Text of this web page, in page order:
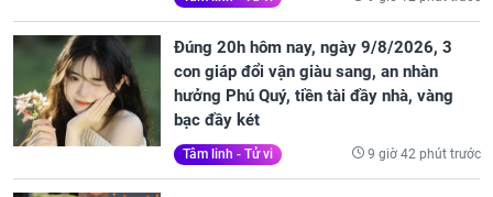
Đúng 20h hôm nay, ngày 9/8/2026, 3
con giáp đổi vận giàu sang, an nhàn
hưởng Phú Quý, tiền tài đầy nhà, vàng
bạc đầy két
Tâm linh - Tử vi 9 giờ 42 phút trước